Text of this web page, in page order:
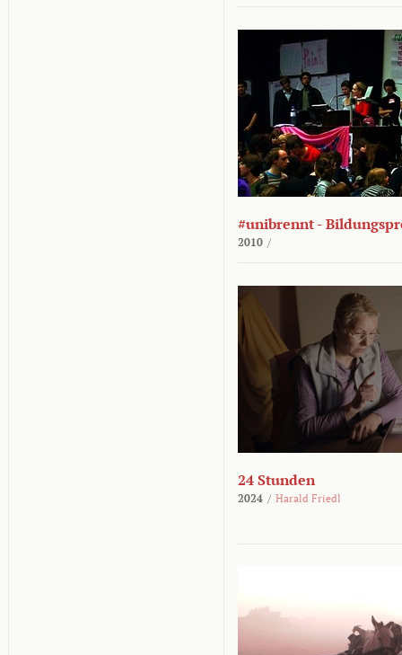
#unibrennt -
2010 /
24 Stunden
2024 / Harald Friedl